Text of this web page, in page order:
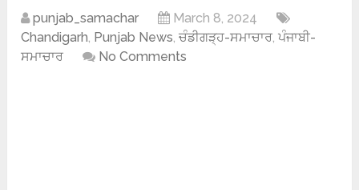
punjab_samachar
March 8, 2024
Chandigarh, Punjab News,ਚੰਡੀਗੜ੍ਹ-ਸਮਾਚਾਰ,ਪੰਜਾਬੀ-
ਸਮਾਚਾਰ
No Comments